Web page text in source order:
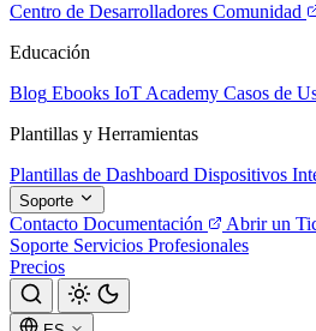
Centro de Desarrolladores Comunidad
Educación
Blog Ebooks IoT Academy Casos de
Plantillas y Herramientas
Plantillas de Dashboard Dispositivos
Soporte
Contacto Documentación Abrir un
Soporte Servicios Profesionales
Precios